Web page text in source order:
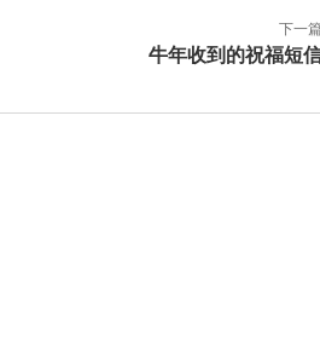
下一
牛年收到的祝福短